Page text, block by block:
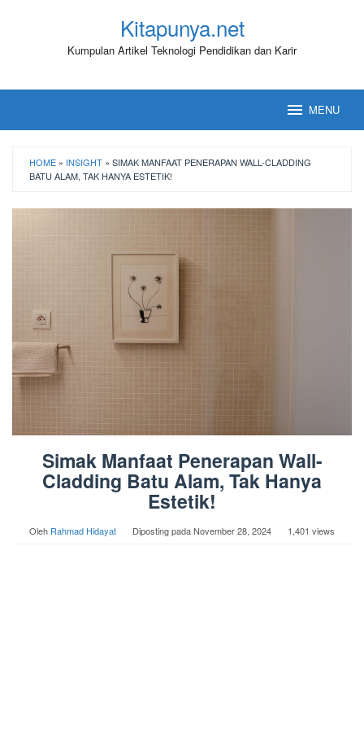
Kitapunya.net
Kumpulan Artikel Teknologi Pendidikan dan Karir
MENU
HOME » INSIGHT » SIMAK MANFAAT PENERAPAN WALL-CLADDING
BATU ALAM, TAK HANYA ESTETIK!
Simak Manfaat Penerapan Wall-
Cladding Batu Alam, Tak Hanya
Estetik!
Oleh Rahmad Hidayat Diposting padaNovember 28, 2024 1,401 views